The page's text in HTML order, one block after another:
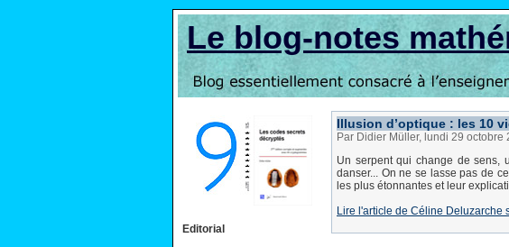
Le blog-notes
Editorial
Illusion d’optique : les 10
Par Didier Müller, lundi 29 octobre
Un serpent qui change de sens,
danser... On ne se lasse pas de
les plus étonnantes et leur
Lire l'article de Céline Deluzarche